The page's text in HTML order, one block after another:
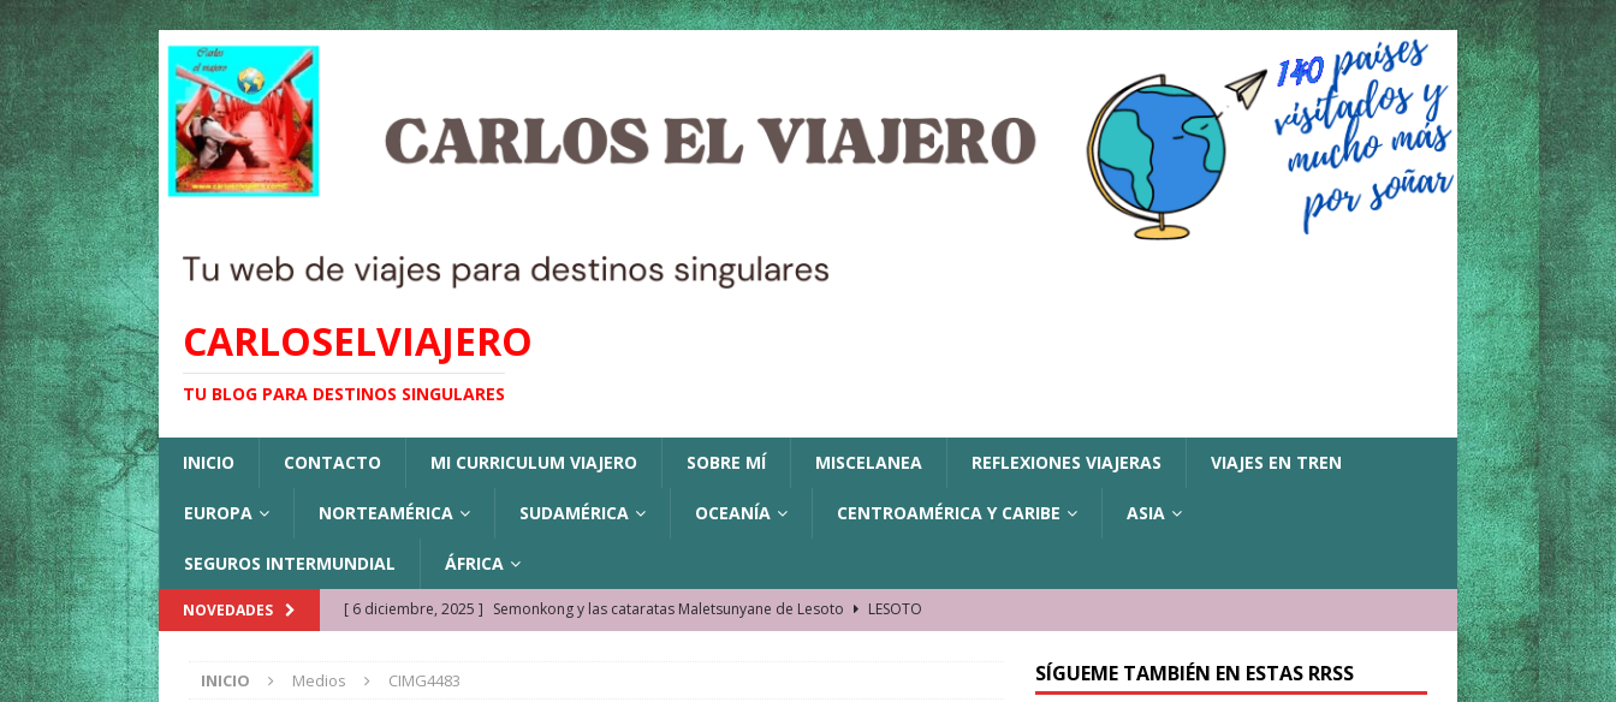
CARLOSELVIAJERO
TU BLOG PARA DESTINOS SINGULARES
INICIO CONTACTO MI CURRICULUM VIAJERO SOBRE MÍ MISCELANEA REFLEXIONES VIAJERAS VIAJES EN TREN
EUROPA NORTEAMÉRICA SUDAMÉRICA OCEANÍA CENTROAMÉRICA Y CARIBE ASIA
SEGUROS INTERMUNDIAL ÁFRICA
NOVEDADES [ 6 diciembre, 2025 ] Semonkong y las cataratas Maletsunyane de Lesoto
LESOTO
KAZAJISTÁN
INICIO Medios CIMG4483 SÍGUEME TAMBIÉN EN ESTAS RRSS